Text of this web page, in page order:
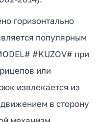
горизонтально
популярным
#KUZOV# при
или
извлекается из
в сторону